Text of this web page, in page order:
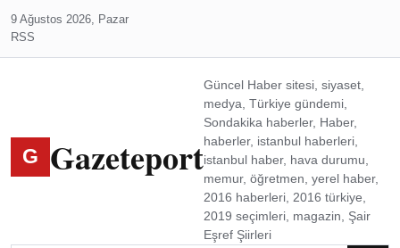
9 Ağustos 2026, Pazar
RSS
G Gazeteport
Güncel Haber sitesi, siyaset,
medya, Türkiye gündemi,
Sondakika haberler, Haber,
haberler, istanbul haberleri,
istanbul haber, hava durumu,
memur, öğretmen, yerel haber,
2016 haberleri, 2016 türkiye,
2019 seçimleri, magazin, Şair
Eşref Şiirleri